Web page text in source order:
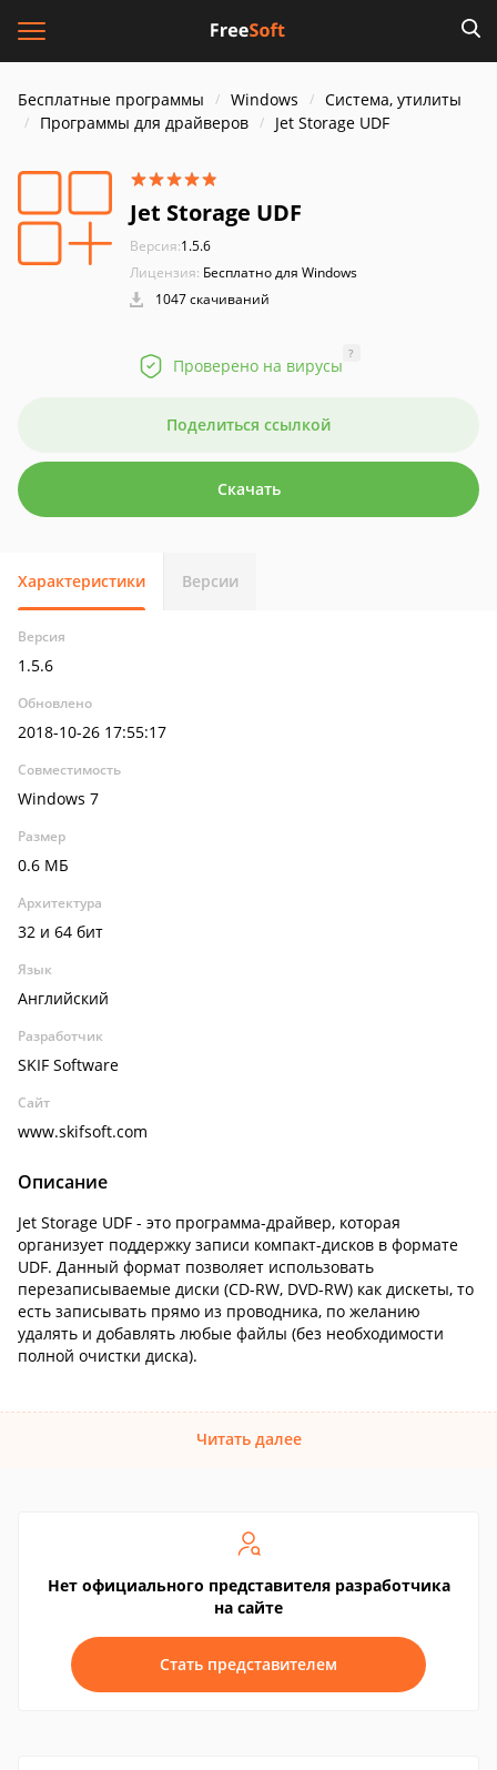
Бесплатные программы Windows
Система, утилиты
Программы для драйверов
Jet Storage UDF
Jet Storage UDF
Версия:1.5.6
Лицензия: Бесплатно для Windows
1047 скачиваний
Проверено на вирусы
?
Поделиться ссылкой
Скачать
Характеристики Версии
Версия
1.5.6
Обновлено
2018-10-26 17:55:17
Совместимость
Windows 7
Размер
0.6 МБ
Архитектура
32 и 64 бит
Язык
Английский
Разработчик
SKIF Software
Сайт
www.skifsoft.com
Описание
Jet Storage UDF - это программа-драйвер, которая
организует поддержку записи компакт-дисков в формате
UDF. Данный формат позволяет использовать
перезаписываемые диски (CD-RW, DVD-RW) как дискеты, то
есть записывать прямо из проводника, по желанию
удалять и добавлять любые файлы (без необходимости
полной очистки диска).
Читать далее
Нет официального представителя разработчика
на сайте
Стать представителем